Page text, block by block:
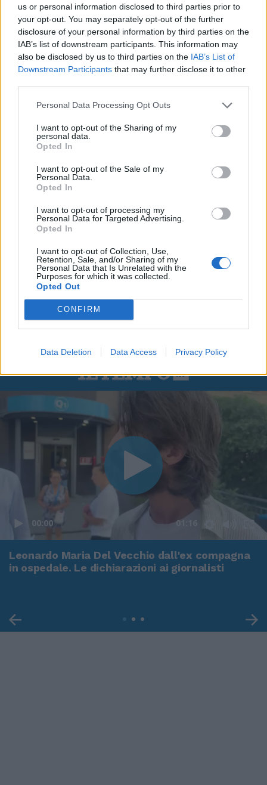
us or personal information disclosed to third parties prior to
your opt-out. You may separately opt-out of the further
disclosure of your personal information by third parties on the
IAB’s list of downstream participants. This information may
also be disclosed by us to third parties on the IAB’s List of
Downstream Participants that may further disclose it to other
Personal Data Processing Opt Outs
I want to opt-out of the Sharing of my
personal data.
Opted In
I want to opt-out of the Sale of my
Personal Data.
Opted In
I want to opt-out of processing my
Personal Data for Targeted Advertising.
Opted In
I want to opt-out of Collection, Use,
Retention, Sale, and/or Sharing of my
Personal Data that Is Unrelated with the
Purposes for which it was collected.
Opted Out
CONFIRM
Data Deletion Data Access Privacy Policy
00:00 01:16
Leonardo Maria Del Vecchio dall'ex compagna
in ospedale. Le dichiarazioni ai giornalisti